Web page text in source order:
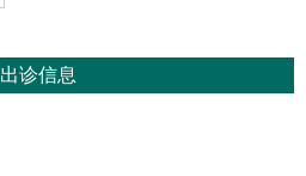
出诊信息